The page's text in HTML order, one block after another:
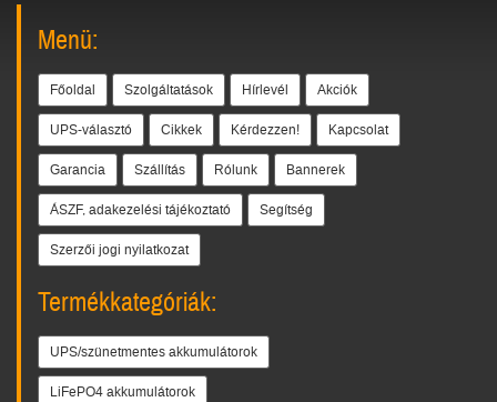
Menü:
Főoldal Szolgáltatások Hírlevél Akciók
UPS-választó Cikkek Kérdezzen! Kapcsolat
Garancia Szállítás Rólunk Bannerek
ÁSZF, adakezelési tájékoztató Segítség
Szerzői jogi nyilatkozat
Termékkategóriák:
UPS/szünetmentes akkumulátorok
LiFePO4 akkumulátorok